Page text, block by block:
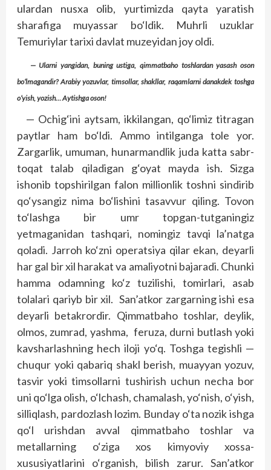
ulardan nusxa olib, yurtimizda qayta yaratish
sharafiga muyassar bo‘ldik. Muhrli uzuklar
Temuriylar tarixi davlat muzeyidan joy oldi.
— Ularni yangidan, buning ustiga, qimmatbaho toshlardan yasash oson
bo‘lmagandir? Arabiy yozuvlar, timsollar, shakllar, raqamlarni danakdek toshga
o‘yish, yozish… Aytishga oson!
— Ochig‘ini aytsam, ikkilangan, qo‘limiz titragan
paytlar ham bo‘ldi. Ammo intilganga tole yor.
Zargarlik, umuman, hunarmandlik juda katta sabr-
toqat talab qiladigan g‘oyat mayda ish. Sizga
ishonib topshirilgan falon millionlik toshni sindirib
qo‘ysangiz nima bo‘lishini tasavvur qiling. Tovon
to‘lashga bir umr topgan-tutganingiz
yetmaganidan tashqari, nomingiz tavqi la’natga
qoladi. Jarroh ko‘zni operatsiya qilar ekan, deyarli
har gal bir xil harakat va amaliyotni bajaradi. Chunki
hamma odamning ko‘z tuzilishi, tomirlari, asab
tolalari qariyb bir xil. San’atkor zargarning ishi esa
deyarli betakrordir. Qimmatbaho toshlar, deylik,
olmos, zumrad, yashma, feruza, durni butlash yoki
kavsharlashning hech iloji yo‘q. Toshga tegishli —
chuqur yoki qabariq shakl berish, muayyan yozuv,
tasvir yoki timsollarni tushirish uchun necha bor
uni qo‘lga olish, o‘lchash, chamalash, yo‘nish, o‘yish,
silliqlash, pardozlash lozim. Bunday o‘ta nozik ishga
qo‘l urishdan avval qimmatbaho toshlar va
metallarning o‘ziga xos kimyoviy xossa-
xususiyatlarini o‘rganish, bilish zarur. San’atkor